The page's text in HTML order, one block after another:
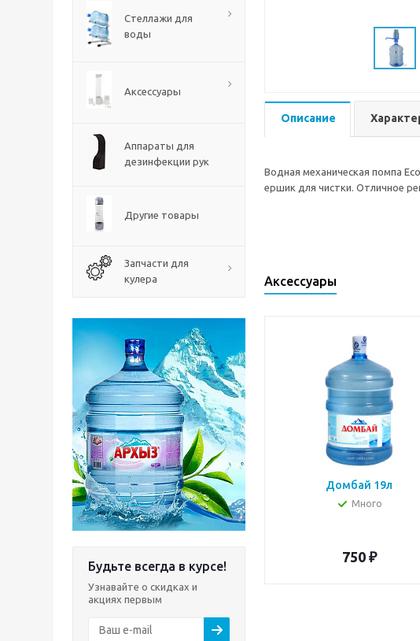
Стеллажи для
воды
Аксессуары
Аппараты для
дезинфекции рук
Другие товары
Запчасти для
кулера
Будьте всегда в курсе!
Узнавайте о скидках и
акциях первым
Описание
Водная механическая помпа
ершик для чистки. Отличное
Аксессуары
Домбай 19л
Много
750₽